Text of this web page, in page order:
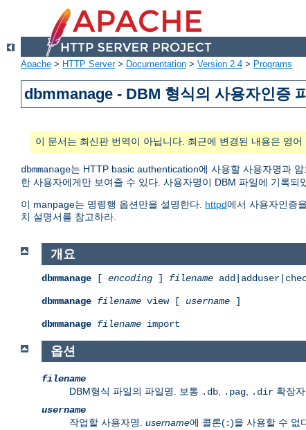
Apache > HTTP Server> Documentation > Version 2.4 > Programs
dbmmanage - DBM 형식의 사용자인증
이 문서는 최신판 번역이 아닙니다. 최근에 변경된 내용은 영어
dbmmanage는 HTTP basic authentication에 사용할 사용자명과
한 사용자에게만 보여줄 수 있다. 사용자명이 DBM 파일에 기록
이 manpage는 명령행 옵션만을 설명한다. httpd에서 사용자인증
치 설명서를 참고하라.
개요
dbmmanage [ encoding ] filename
dbmmanage filename view [ username ]
dbmmanage filename import
옵션
filename
DBM형식 파일의 파일명. 보통 .db .pag .dir 확장
username
작업할 사용자명. username에 콜론(:)을 사용할 수 없